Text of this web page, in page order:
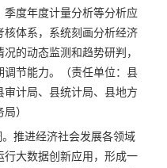
度年度计量分析等分析应
核体系，系统刻画分析经济
的动态监测和趋势研判，
调节能力。（责任单位：县
计局、县统计局、县地方
）
推进经济社会发展各领域
大数据创新应用，形成一